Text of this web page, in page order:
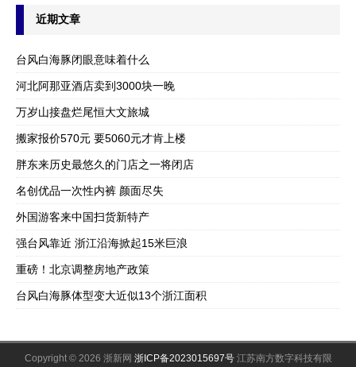
近期文章
台风白海豚闭眼意味着什么
河北阿那亚酒店卖到3000块一晚
万岁山接盘烂尾恒大文旅城
搬家报价570元 要5060元才肯上楼
胖东来历史最悠久的门店之一将闭店
名创优品一次性内裤 颜面尽失
外国游客来中国扫货新特产
强台风靠近 浙江沿海掀起15米巨浪
重磅！北京调整房地产政策
台风白海豚体型变大近似13个浙江面积
Copyright © 2026 浙新网 浙ICP备2023015697号江苏南方数字科技有限